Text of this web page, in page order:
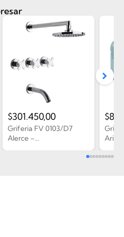
Griferia FV 0103/D7
Alerce –...
$301.450,00 $